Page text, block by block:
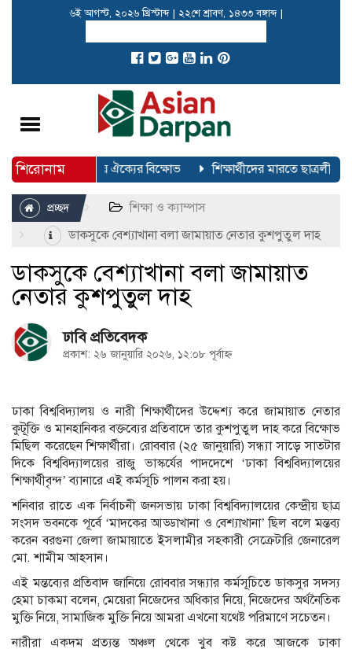
৬ই আগস্ট, ২০২৬ খ্রিস্টাব্দ| ২২শে শ্রাবণ, ১৪৩৩ বঙ্গাব্দ|
Toggle
শিরোনাম
নিয়ে ১১ দলীয় ঐক্যের বিক্ষোভ শিক্ষার্থীদের মারতে ছাত্রলীগকে
প্রচ্ছদ
শিক্ষা ও ক্যাম্পাস
ডাকসুকে বেশ্যাখানা বলা জামায়াত নেতার কুশপুতুল দাহ
ডাকসুকে বেশ্যাখানা বলা জামায়াত
নেতার কুশপুতুল দাহ
ঢাবি প্রতিবেদক
প্রকাশ: ২৬ জানুয়ারি ২০২৬, ১২:০৮ পূর্বাহ্ন
ঢাকা বিশ্ববিদ্যালয় ও নারী শিক্ষার্থীদের উদ্দেশ্য করে জামায়াত নেতার
কুটূক্তি ও মানহানিকর বক্তব্যের প্রতিবাদে তার কুশপুতুল দাহ করে বিক্ষোভ
মিছিল করেছেন শিক্ষার্থীরা। রোববার (২৫ জানুয়ারি) সন্ধ্যা সাড়ে সাতটার
দিকে বিশ্ববিদ্যালয়ের রাজু ভাস্কর্যের পাদদেশে ‘ঢাকা বিশ্ববিদ্যালয়ের
শিক্ষার্থীবৃন্দ’ ব্যানারে এই কর্মসূচি পালন করা হয়।
শনিবার রাতে এক নির্বাচনী জনসভায় ঢাকা বিশ্ববিদ্যালয়ের কেন্দ্রীয় ছাত্র
সংসদ ভবনকে পূর্বে ‘মাদকের আড্ডাখানা ও বেশ্যাখানা’ ছিল বলে মন্তব্য
করেন বরগুনা জেলা জামায়াতে ইসলামীর সহকারী সেক্রেটারি জেনারেল
মো. শামীম আহসান।
এই মন্তব্যের প্রতিবাদ জানিয়ে রোববার সন্ধ্যার কর্মসূচিতে ডাকসুর সদস্য
হেমা চাকমা বলেন, মেয়েরা নিজেদের অধিকার নিয়ে, নিজেদের অর্থনৈতিক
মুক্তি নিয়ে, সামাজিক মুক্তি নিয়ে আমরা এখনো যথেষ্ট পরিমাণে সচেতন।
নারীরা একদম প্রত্যন্ত অঞ্চল থেকে খুব কষ্ট করে আজকে ঢাকা